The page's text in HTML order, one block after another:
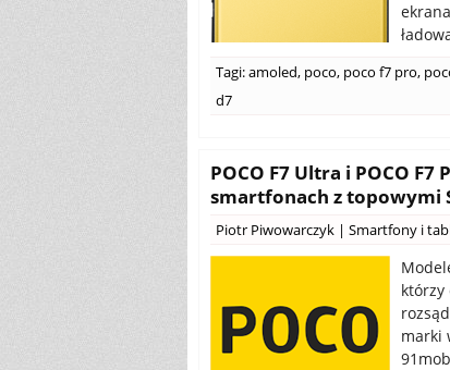
Tagi:amoled, poco, poco f7 pro,
d7
POCO F7 Ultra i POCO
smartfonach z topowymi
Piotr Piwowarczyk | Smartfony i
którzy
marki